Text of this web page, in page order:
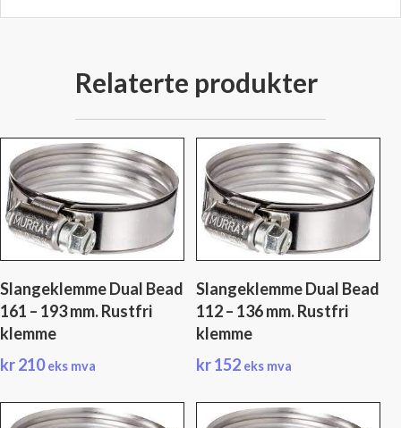
Relaterte produkter
Slangeklemme Dual Bead
161 – 193 mm. Rustfri
klemme
kr210 eks mva
Slangeklemme Dual Bead
112 – 136 mm. Rustfri
klemme
kr152 eks mva